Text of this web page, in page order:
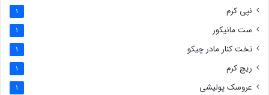
نپی کرم 1
ست مانیکور 1
تخت کنار مادر چیکو 1
ریچ کرم 1
عروسک پولیشی 1